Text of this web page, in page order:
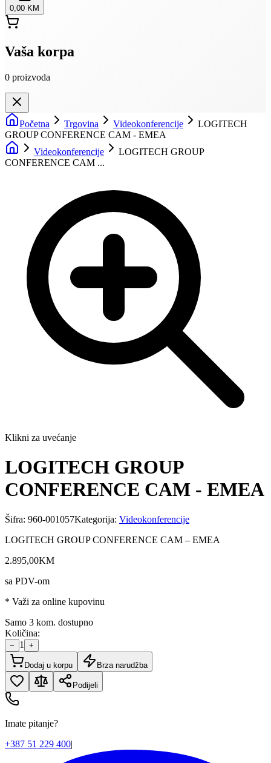
0,00 KM
Vaša korpa
0 proizvoda
Početna Trgovina Videokonferencije
LOGITECH
GROUP CONFERENCE CAM - EMEA
Videokonferencije
LOGITECH GROUP
CONFERENCE CAM ...
Klikni za uvećanje
LOGITECH GROUP
CONFERENCE CAM - EMEA
Šifra: 960-001057Kategorija: Videokonferencije
LOGITECH GROUP CONFERENCE CAM – EMEA
2.895,00KM
sa PDV-om
* Važi za online kupovinu
Samo 3 kom. dostupno
Količina:
− 1 +
Dodaj u korpu Brza narudžba
Podijeli
Imate pitanje?
+387 51 229 400|